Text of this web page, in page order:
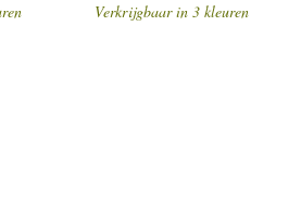
Verkrijgbaar in 3 kleuren